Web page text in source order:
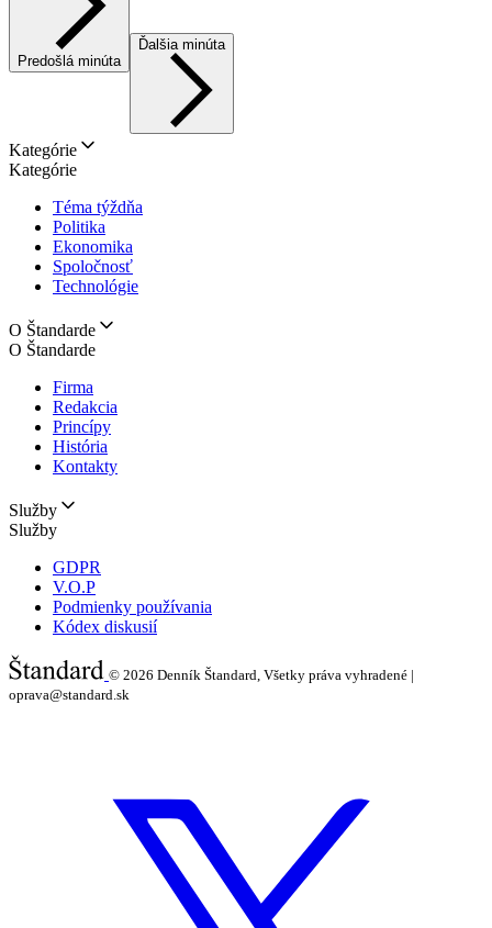
Predošlá minúta
Ďalšia minúta
Kategórie
Kategórie
Téma týždňa
Politika
Ekonomika
Spoločnosť
Technológie
O Štandarde
O Štandarde
Firma
Redakcia
Princípy
História
Kontakty
Služby
Služby
GDPR
V.O.P
Podmienky používania
Kódex diskusií
© 2026 Denník Štandard, Všetky práva vyhradené |
oprava@standard.sk